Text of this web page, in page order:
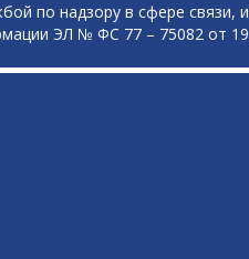
по надзору в сфере
ЭЛ № ФС 77 – 75082 от